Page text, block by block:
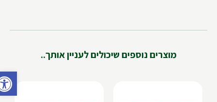
מוצרים נוספים שיכולים לעניין אותך..
פתח